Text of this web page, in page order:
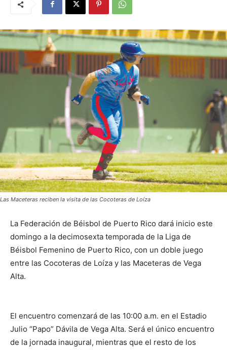
Las Maceteras reciben la visita de las Cocoteras de Loíza
La Federación de Béisbol de Puerto Rico dará inicio este
domingo a la decimosexta temporada de la Liga de
Béisbol Femenino de Puerto Rico, con un doble juego
entre las Cocoteras de Loíza y las Maceteras de Vega
Alta.
El encuentro comenzará de las 10:00 a.m. en el Estadio
Julio “Papo” Dávila de Vega Alta. Será el único encuentro
de la jornada inaugural, mientras que el resto de los